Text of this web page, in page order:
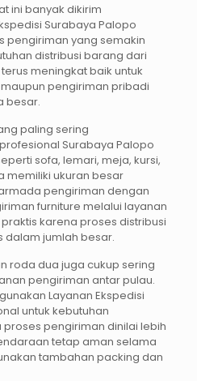
ini banyak dikirim
Surabaya Palopo
pengiriman yang semakin
distribusi barang dari
meningkat baik untuk
pengiriman pribadi
besar.
paling sering
Surabaya Palopo
sofa, lemari, meja, kursi,
memiliki ukuran besar
pengiriman dengan
furniture melalui layanan
karena proses distribusi
dalam jumlah besar.
roda dua juga cukup sering
pengiriman antar pulau.
Layanan Ekspedisi
untuk kebutuhan
pengiriman dinilai lebih
tetap aman selama
tambahan packing dan